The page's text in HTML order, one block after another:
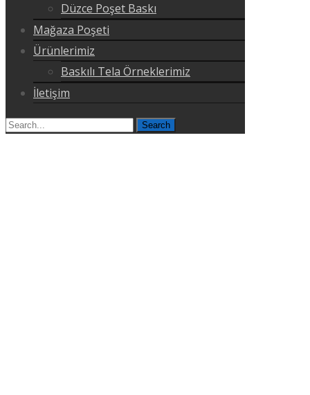
Düzce Poşet Baskı
Mağaza Poşeti
Ürünlerimiz
Baskılı Tela Örneklerimiz
İletişim
Search